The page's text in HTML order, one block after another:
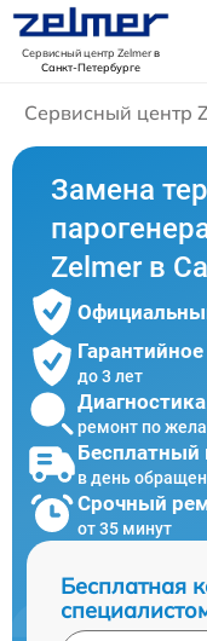
Сервисный центр Zelmerв
Санкт-Петербурге
Сервисный центр
Замена
Zelmer в
до 3 лет
ремонт по
Бесплатный
в день
Срочный
от 35 минут
Бесплатная